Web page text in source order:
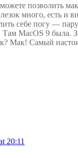
позволить
много, есть и
себе погу — пару
Там MacOS 9 была.
Мак! Самый
20:11